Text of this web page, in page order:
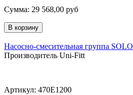
Сумма: 29 568,00 руб
Насосно-смесительная группа
Производитель Uni-Fitt
Артикул: 470E1200